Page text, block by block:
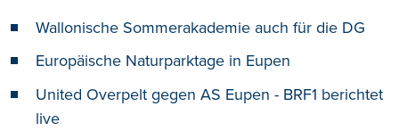
Wallonische Sommerakademie auch für die DG
Europäische Naturparktage in Eupen
United Overpelt gegen AS Eupen - BRF1 berichtet
live